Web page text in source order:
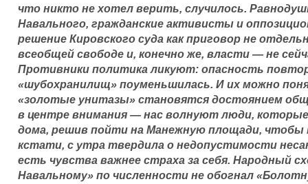
что никто не хотел верить, случилось.
Навального, гражданские активисты и
решение Кировского суда как приговор не
всеобщей свободе и, конечно же, власти — не
Противники политика ликуют: опасность
«шубохранилищ» поуменьшилась. И их можно
«золотые унитазы» становятся достоянием
в центре внимания — нас волнуют люди,
дома, решив пойти на Манежную площади, чтобы
кстати, с утра твердила о недопустимости
есть чувства важнее страха за себя. Народный
Навальному» по численности не обогнал